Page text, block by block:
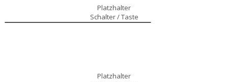
Platzhalter
Schalter / Taste
Platzhalter